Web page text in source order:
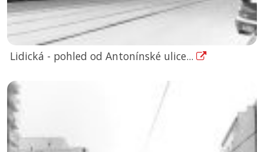
Lidická - pohled od Antonínské ulice...